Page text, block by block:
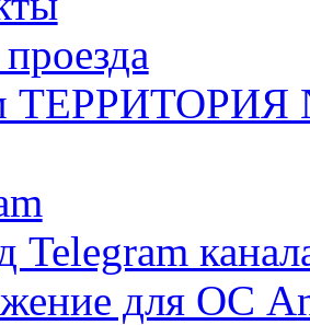
ТЕРРИТОРИЯ
Telegram
для ОС